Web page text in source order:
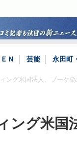
Ｎ 芸能 永田町
ング米国法人、ブーケ
ング米国